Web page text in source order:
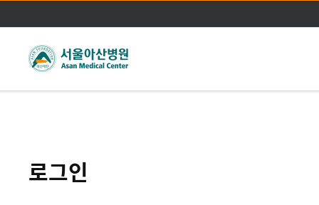
주메뉴바로가기
본문바로가기
로그인